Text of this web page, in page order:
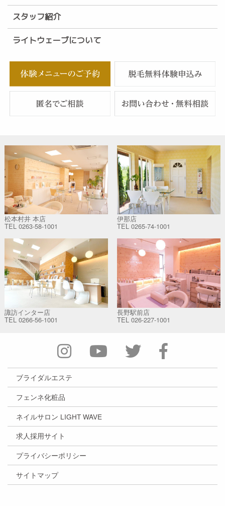
スタッフ紹介
ライトウェーブについて
松本村井 本店
TEL 0263-58-1001
伊那店
TEL 0265-74-1001
諏訪インター店
TEL 0266-56-1001
長野駅前店
TEL 026-227-1001
ブライダルエステ
フェンネ化粧品
ネイルサロン LIGHT WAVE
求人採用サイト
プライバシーポリシー
サイトマップ